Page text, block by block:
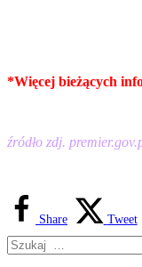
*Więcej bieżących
źródło zdj.
Share Tweet